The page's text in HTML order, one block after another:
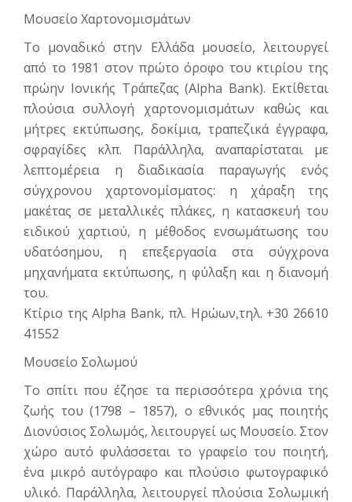
Μουσείο Χαρτονομισμάτων
Το μοναδικό στην Ελλάδα μουσείο, λειτουργεί
από το 1981 στον πρώτο όροφο του κτιρίου της
πρώην Ιονικής Τράπεζας (Alpha Bank). Εκτίθεται
πλού­σια συλλογή χαρτονομισμάτων καθώς και
μήτρες εκτύπωσης, δοκίμια, τραπεζι­κά έγγραφα,
σφραγίδες κλπ. Παράλλη­λα, αναπαρίσταται με
λεπτομέρεια η δια­δικασία παραγωγής ενός
σύγχρονου χαρτονομίσματος: η χάραξη της
μακέτας σε μεταλλικές πλάκες, η κατασκευή του
ειδικού χαρτιού, η μέθοδος ενσωμάτωσης του
υδατόσημου, η επεξεργασία στα σύγχρονα
μηχανήματα εκτύπωσης, η φύλαξη και η διανομή
του.
Κτίριο της Alpha Bank, πλ. Ηρώων,τηλ. +30 26610
41552
Μουσείο Σολωμού
Το σπίτι που έζησε τα περισσότερα χρόνια της
ζωής του (1798 – 1857), ο εθνικός μας ποιητής
Διονύ­σιος Σολωμός, λειτουργεί ως Μουσείο. Στον
χώρο αυτό φυλάσσεται το γραφείο του ποιητή,
ένα μικρό αυτόγραφο και πλούσιο φωτογραφικό
υλικό. Παράλληλα, λειτουργεί πλούσια Σολωμική